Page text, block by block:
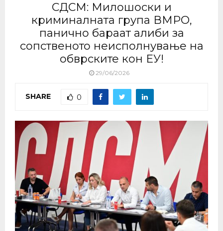
СДСМ: Милошоски и
криминалната група ВМРО,
панично бараат алиби за
сопственото неисполнување на
обврските кон ЕУ!
29/06/2026
SHARE 0